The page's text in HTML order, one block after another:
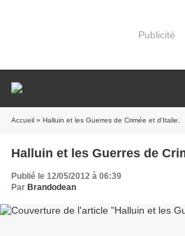
Publicité
Accueil » Halluin et les Guerres de Crimée et d'Italie.
Halluin et les Guerres de
Publié le 12/05/2012 à 06:39
Par Brandodean